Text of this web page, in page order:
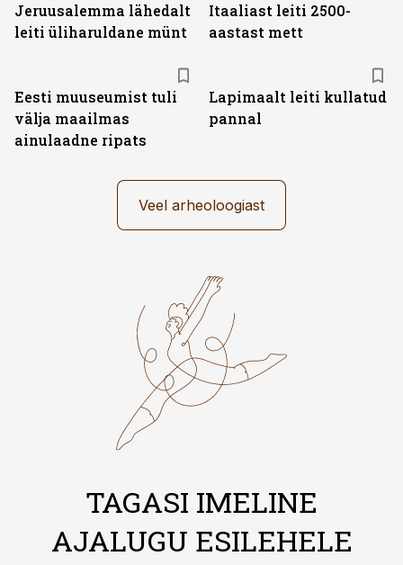
Jeruusalemma lähedalt
leiti üliharuldane münt
Itaaliast leiti 2500-
aastast mett
Eesti muuseumist tuli
välja maailmas
ainulaadne ripats
Lapimaalt leiti kullatud
pannal
Veel arheoloogiast
TAGASI IMELINE
AJALUGU ESILEHELE